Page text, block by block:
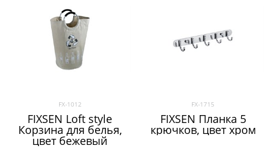
FX-1012
FIXSEN Loft style
Корзина для белья,
цвет бежевый
FX-1715
FIXSEN Планка 5
крючков, цвет хром